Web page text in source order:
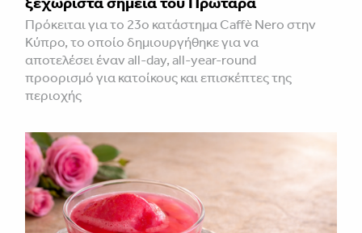
Πρόκειται για το 23ο κατάστημα Caffè Nero στην
Κύπρο, το οποίο δημιουργήθηκε για να
αποτελέσει έναν all-day, all-year-round
προορισμό για κατοίκους και επισκέπτες της
περιοχής